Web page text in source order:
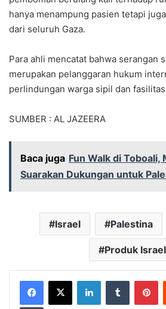
hanya menampung pasien tetapi
dari seluruh Gaza.
Para ahli mencatat bahwa serangan
merupakan pelanggaran hukum
perlindungan warga sipil dan
SUMBER : AL JAZEERA
Baca juga Fun Walk di Toboali,
Suarakan Dukungan untuk
Israel Palestina
Produk Israel
LinkedInTumblr
Print